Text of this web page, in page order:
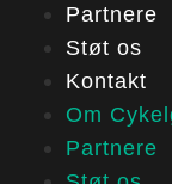
Partnere
Støt os
Kontakt
Om
Partnere